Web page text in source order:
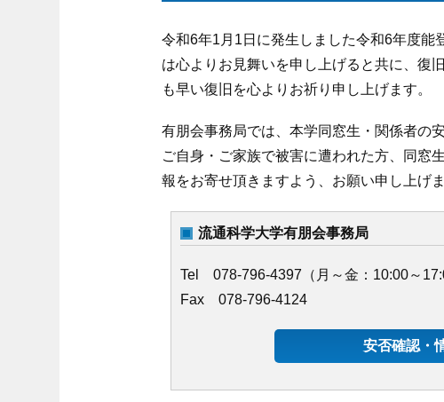
令和6年1月1日に発生しました令和6年度能
は心よりお見舞いを申し上げると共に、復
も早い復旧を心よりお祈り申し上げます。
有朋会事務局では、本学同窓生・関係者の
ご自身・ご家族で被害に遭われた方、同窓
報をお寄せ頂きますよう、お願い申し上げま
流通科学大学有朋会事務局
Tel 078-796-4397（月～金：10:00～
Fax 078-796-4124
安否確認・